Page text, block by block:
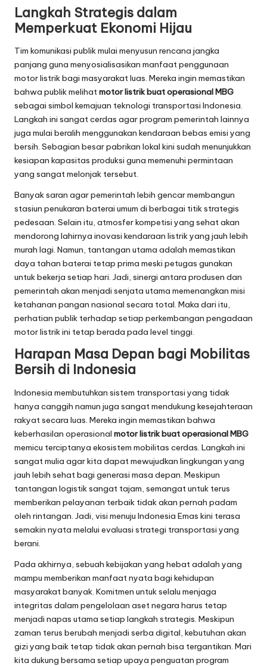
Langkah Strategis dalam
Memperkuat Ekonomi Hijau
Tim komunikasi publik mulai menyusun rencana jangka
panjang guna menyosialisasikan manfaat penggunaan
motor listrik bagi masyarakat luas. Mereka ingin memastikan
bahwa publik melihatmotor listrik buat operasional MBG
sebagai simbol kemajuan teknologi transportasi Indonesia.
Langkah ini sangat cerdas agar program pemerintah lainnya
juga mulai beralih menggunakan kendaraan bebas emisi yang
bersih. Sebagian besar pabrikan lokal kini sudah menunjukkan
kesiapan kapasitas produksi guna memenuhi permintaan
yang sangat melonjak tersebut.
Banyak saran agar pemerintah lebih gencar membangun
stasiun penukaran baterai umum di berbagai titik strategis
pedesaan. Selain itu, atmosfer kompetisi yang sehat akan
mendorong lahirnya inovasi kendaraan listrik yang jauh lebih
murah lagi. Namun, tantangan utama adalah memastikan
daya tahan baterai tetap prima meski petugas gunakan
untuk bekerja setiap hari. Jadi, sinergi antara produsen dan
pemerintah akan menjadi senjata utama memenangkan misi
ketahanan pangan nasional secara total. Maka dari itu,
perhatian publik terhadap setiap perkembangan pengadaan
motor listrik ini tetap berada pada level tinggi.
Harapan Masa Depan bagi Mobilitas
Bersih di Indonesia
Indonesia membutuhkan sistem transportasi yang tidak
hanya canggih namun juga sangat mendukung kesejahteraan
rakyat secara luas. Mereka ingin memastikan bahwa
keberhasilan operasional motor listrik buat operasional MBG
memicu terciptanya ekosistem mobilitas cerdas. Langkah ini
sangat mulia agar kita dapat mewujudkan lingkungan yang
jauh lebih sehat bagi generasi masa depan. Meskipun
tantangan logistik sangat tajam, semangat untuk terus
memberikan pelayanan terbaik tidak akan pernah padam
oleh rintangan. Jadi, visi menuju Indonesia Emas kini terasa
semakin nyata melalui evaluasi strategi transportasi yang
berani.
Pada akhirnya, sebuah kebijakan yang hebat adalah yang
mampu memberikan manfaat nyata bagi kehidupan
masyarakat banyak. Komitmen untuk selalu menjaga
integritas dalam pengelolaan aset negara harus tetap
menjadi napas utama setiap langkah strategis. Meskipun
zaman terus berubah menjadi serba digital, kebutuhan akan
gizi yang baik tetap tidak akan pernah bisa tergantikan. Mari
kita dukung bersama setiap upaya penguatan program